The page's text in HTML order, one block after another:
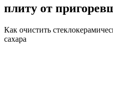
плиту от
Как очистить
сахара